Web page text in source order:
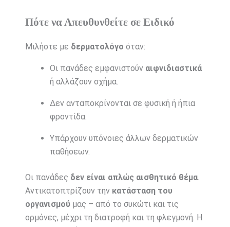
Πότε να Απευθυνθείτε σε Ειδικό
Μιλήστε με δερματολόγο όταν:
Οι πανάδες εμφανιστούν αιφνιδιαστικά
ή αλλάζουν σχήμα.
Δεν ανταποκρίνονται σε φυσική ή ήπια
φροντίδα.
Υπάρχουν υπόνοιες άλλων δερματικών
παθήσεων.
Οι πανάδες δεν είναι απλώς αισθητικό θέμα.
Αντικατοπτρίζουν την κατάσταση του
οργανισμούμας – από το συκώτι και τις
ορμόνες, μέχρι τη διατροφή και τη φλεγμονή. Η